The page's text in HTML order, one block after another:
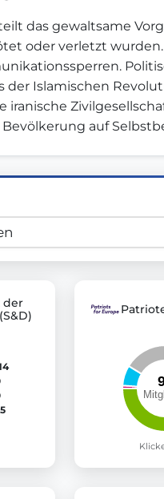
of Germany's most
digital democracy
das gewaltsame
oder verletzt
der Islamischen
iranische
Bevölkerung auf
der